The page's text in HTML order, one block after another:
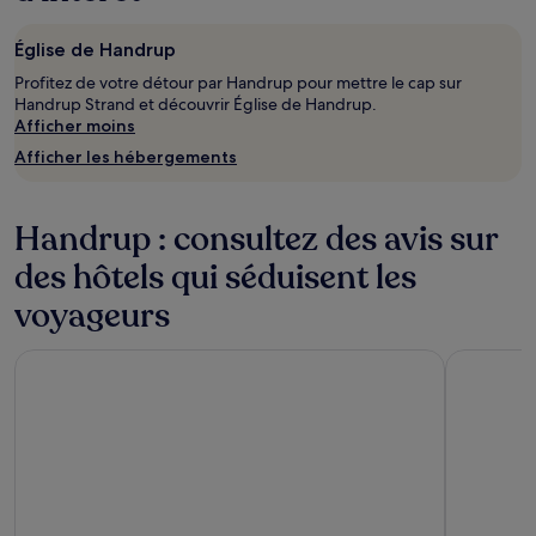
Église de Handrup
Profitez de votre détour par Handrup pour mettre le cap sur
Handrup Strand et découvrir Église de Handrup.
Afficher moins
Afficher les hébergements
Handrup : consultez des avis sur
des hôtels qui séduisent les
voyageurs